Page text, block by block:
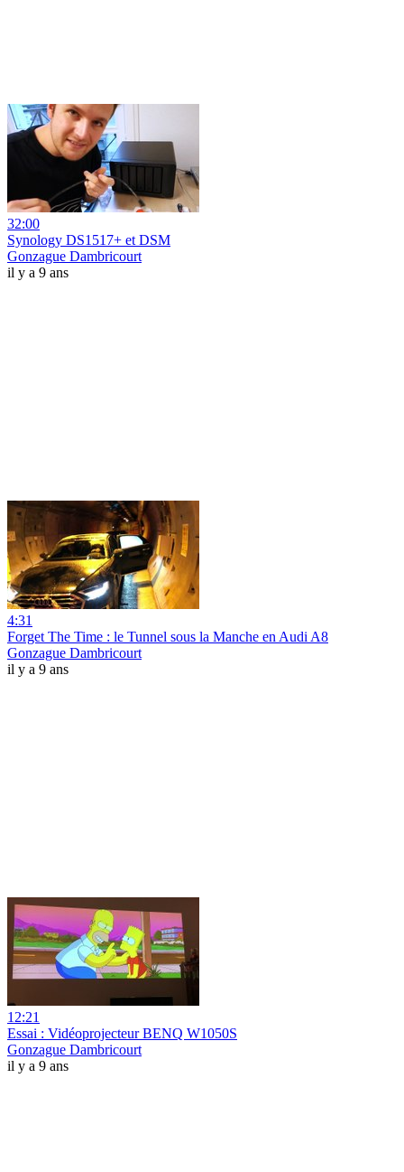
32:00
Synology DS1517+ et DSM
Gonzague Dambricourt
il y a 9 ans
4:31
Forget The Time : le Tunnel sous la Manche en Audi A8
Gonzague Dambricourt
il y a 9 ans
12:21
Essai : Vidéoprojecteur BENQ W1050S
Gonzague Dambricourt
il y a 9 ans